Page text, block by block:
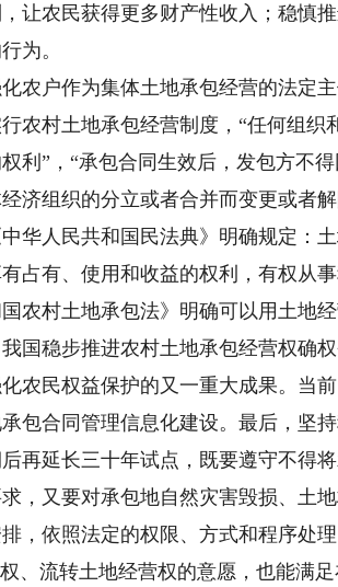
让农民获得更多财产性收入；稳慎
为。
户作为集体土地承包经营的法定
农村土地承包经营制度，“任何组织
利”，“承包合同生效后，发包方不
济组织的分立或者合并而变更或者解
华人民共和国民法典》明确规定：
占有、使用和收益的权利，有权从
农村土地承包法》明确可以用土地
国稳步推进农村土地承包经营权确
农民权益保护的又一重大成果。当
包合同管理信息化建设。最后，坚
再延长三十年试点，既要遵守不得
，又要对承包地自然灾害毁损、土
，依照法定的权限、方式和程序处理
流转土地经营权的意愿，也能满足